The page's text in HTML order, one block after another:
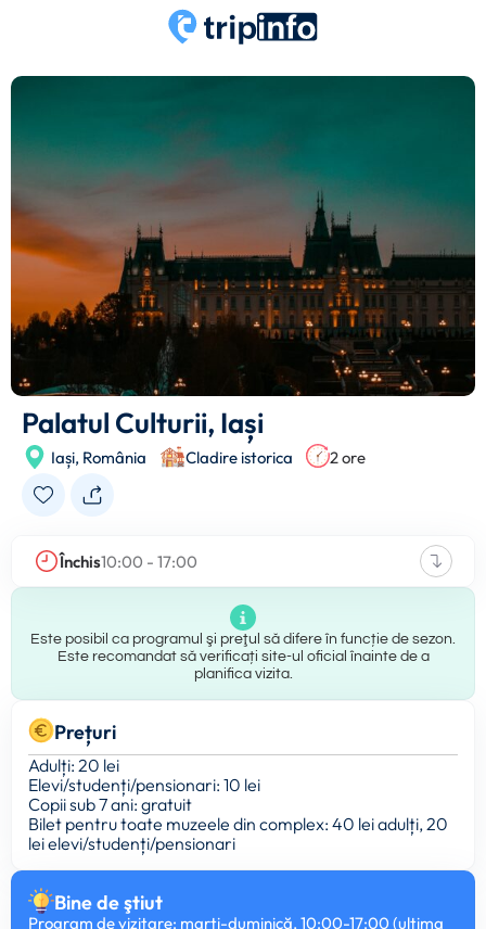
Palatul Culturii, Iași
Iași, România Cladire istorica 2 ore
Închis10:00 - 17:00
Este posibil ca programul şi preţul să difere în funcție de sezon.
Este recomandat să verificați site-ul oficial înainte de a
planifica vizita.
Prețuri
Adulți: 20 lei
Elevi/studenți/pensionari: 10 lei
Copii sub 7 ani: gratuit
Bilet pentru toate muzeele din complex: 40 lei adulți, 20
lei elevi/studenți/pensionari
Bine de ştiut
Program de vizitare: marți-duminică, 10:00-17:00 (ultima